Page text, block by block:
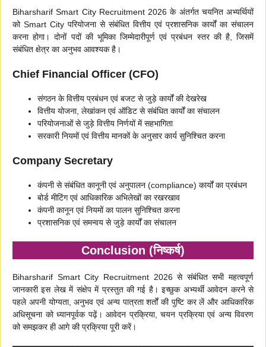
Biharsharif Smart City Recruitment 2026 के अंतर्गत चयनित अभ्यर्थियों
को Smart City परियोजना से संबंधित वित्तीय एवं प्रशासनिक कार्यों का संचालन
करना होगा। दोनों पदों की भूमिका जिम्मेदारीपूर्ण एवं प्रबंधन स्तर की है, जिसमें
संबंधित क्षेत्र का अनुभव आवश्यक है।
Chief Financial Officer (CFO)
संगठन के वित्तीय प्रबंधन एवं बजट से जुड़े कार्यों की देखरेख
वित्तीय योजना, लेखांकन एवं ऑडिट से संबंधित कार्यों का संचालन
परियोजनाओं से जुड़े वित्तीय निर्णयों में सहभागिता
सरकारी नियमों एवं वित्तीय मानकों के अनुसार कार्य सुनिश्चित करना
Company Secretary
कंपनी से संबंधित कानूनी एवं अनुपालन (compliance) कार्यों का प्रबंधन
बोर्ड मीटिंग एवं आधिकारिक अभिलेखों का रखरखाव
कंपनी कानून एवं नियमों का पालन सुनिश्चित करना
प्रशासनिक एवं समन्वय से जुड़े कार्यों का संचालन
Conclusion (निष्कर्ष)
Biharsharif Smart City Recruitment 2026 से संबंधित सभी महत्वपूर्ण
जानकारी इस लेख में संक्षेप में प्रस्तुत की गई है। इच्छुक अभ्यर्थी आवेदन करने से
पहले अपनी योग्यता, अनुभव एवं अन्य पात्रता शर्तों की पुष्टि कर लें और आधिकारिक
अधिसूचना को ध्यानपूर्वक पढ़ें। आवेदन प्रक्रिया, चयन प्रक्रिया एवं अन्य विवरण
को समझकर ही आगे की प्रक्रिया पूरी करें।